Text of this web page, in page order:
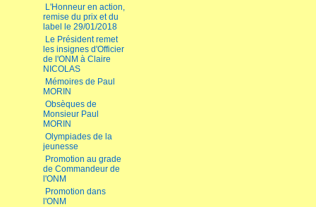
L'Honneur en action,
remise du prix et du
label le 29/01/2018
Le Président remet
les insignes d'Officier
de l'ONM à Claire
NICOLAS
Mémoires de Paul
MORIN
Obsèques de
Monsieur Paul
MORIN
Olympiades de la
jeunesse
Promotion au grade
de Commandeur de
l'ONM
Promotion dans
l'ONM